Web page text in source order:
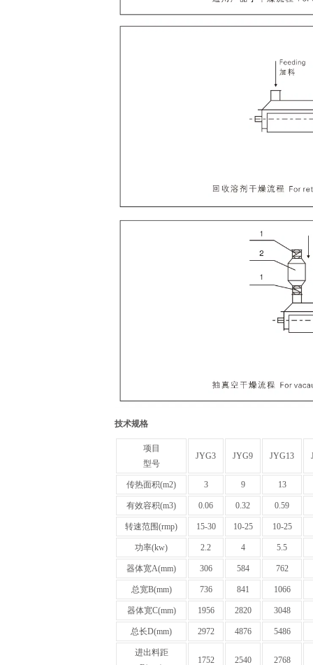
技术规格
项目
型号
JYG3 JYG9 JYG13
传热面积(m2) 3 9 13
有效容积(m3) 0.06 0.32 0.59
转速范围(rmp) 15-30 10-25 10-25
功率(kw) 2.2 4 5.5
器体宽A(mm) 306 584 762
总宽B(mm) 736 841 1066
器体宽C(mm) 1956 2820 3048
总长D(mm) 2972 4876 5486
进出料距
1752 2540 2768